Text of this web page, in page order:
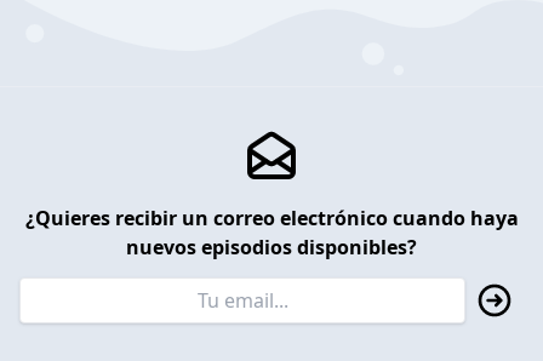
¿Quieres recibir un correo electrónico cuando haya
nuevos episodios disponibles?